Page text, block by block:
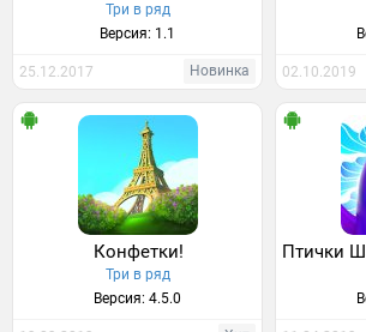
Три в ряд
Версия: 1.1
25.12.2017 Новинка 02.10.2019
Конфетки!
Три в ряд
Версия: 4.5.0